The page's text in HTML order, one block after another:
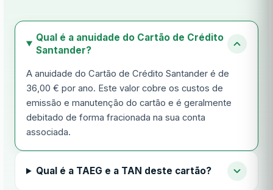
Qual é a anuidade do Cartão de Crédito
Santander?
A anuidade do Cartão de Crédito Santander é de
36,00 € por ano. Este valor cobre os custos de
emissão e manutenção do cartão e é geralmente
debitado de forma fracionada na sua conta
associada.
Qual é a TAEG e a TAN deste cartão?